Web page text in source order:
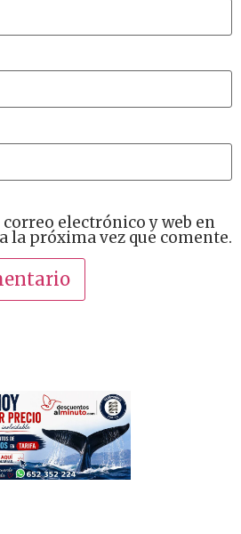
electrónico y web en
la próxima vez que comente.